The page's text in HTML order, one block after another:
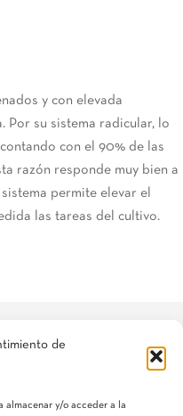
de
almacenar y/o acceder a la
y con elevada
Por su sistema radicular, lo
con el 90% de las
razón responde muy bien a
permite elevar el
las tareas del cultivo.
rellenar nuestro formulario y